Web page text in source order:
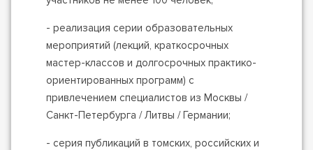
- реализация серии образовательных
мероприятий (лекций, краткосрочных
мастер-классов и долгосрочных практико-
ориентированных программ) с
привлечением специалистов из Москвы /
Санкт-Петербурга / Литвы / Германии;
- серия публикаций в томских, российских и